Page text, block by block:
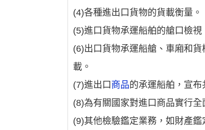
(4)各種進出口貨物的貨載衡量。
(5)進口貨物承運船舶的艙口檢視
(6)出口貨物承運船艙、車廂和
載。
(7)進出口 商品的承運船舶，宣布
(8)為有關國家對進口商品實行
(9)其他檢驗鑑定業務，如財產